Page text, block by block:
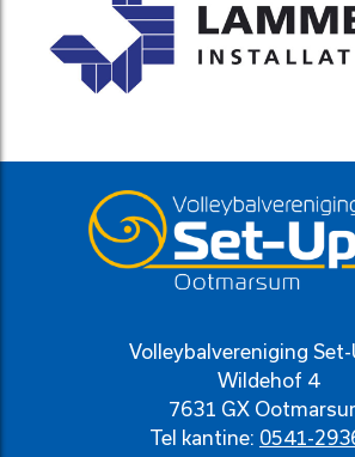
Volleybalvereniging Set-
Wildehof 4
7631 GX
Tel kantine: 0541-